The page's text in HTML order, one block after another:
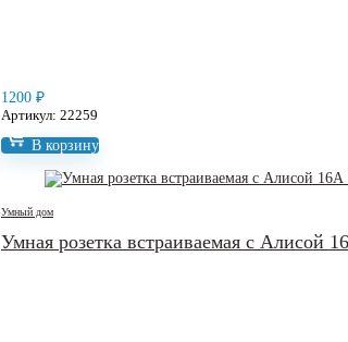
1200 ₽
Артикул: 22259
В корзину
Умный дом
Умная розетка встраиваемая с Алисой